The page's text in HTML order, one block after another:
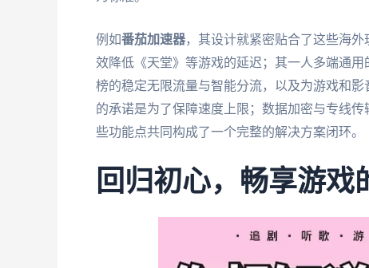
例如番茄加速器，其设计就紧密贴合了这些海
效降低《天堂》等游戏的延迟；其一人多端通
榜的稳定无限流量与智能分流，以及为游戏和
的承诺是为了保障速度上限；数据加密与专线
些功能点共同构成了一个完整的解决方案闭环。
回归初心，畅享游戏